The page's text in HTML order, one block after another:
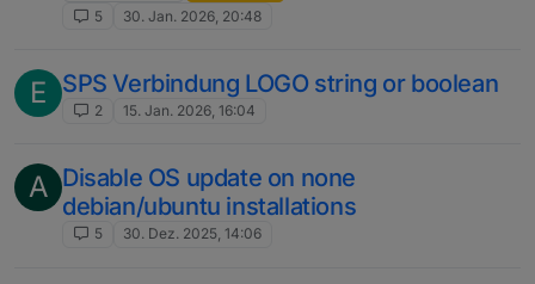
5
30. Jan. 2026, 20:48
E SPS Verbindung LOGO string or boolean
2 15. Jan. 2026, 16:04
A Disable OS update on none
debian/ubuntu installations
5 30. Dez. 2025, 14:06